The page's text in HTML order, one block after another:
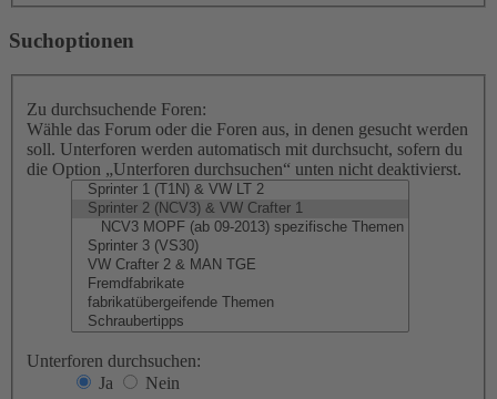
Suchoptionen
Zu durchsuchende Foren:
Wähle das Forum oder die Foren aus, in denen gesucht werden
soll. Unterforen werden automatisch mit durchsucht, sofern du
die Option „Unterforen durchsuchen“ unten nicht deaktivierst.
Unterforen durchsuchen:
Ja
Nein